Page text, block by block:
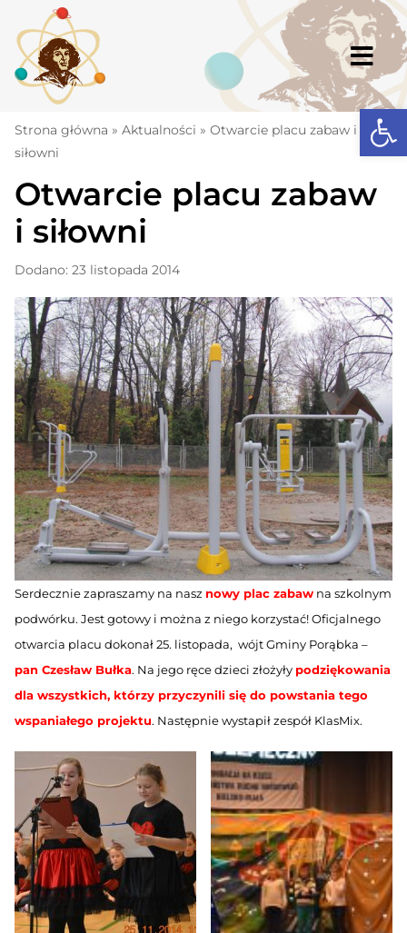
content
Strona główna
Komunikaty
Szkoła
Dokumenty
Osiągnięcia
Warto wiedzieć
UKS „Millenium”
Strona główna » Aktualności » Otwarcie placu zabaw i
siłowni
Otwarcie placu zabaw
i siłowni
Dodano: 23 listopada 2014
Serdecznie zapraszamy na nasz nowy plac zabawna szkolnym
podwórku. Jest gotowy i można z niego korzystać! Oficjalnego
otwarcia placu dokonał 25. listopada, wójt Gminy Porąbka –
pan Czesław Bułka. Na jego ręce dzieci złożyły podziękowania
dla wszystkich, którzy przyczynili się do powstania tego
wspaniałego projektu. Następnie wystapił zespół KlasMix.